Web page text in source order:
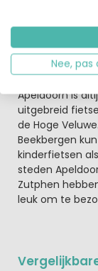
wandelpaden
door pittoreske
pretpark
gezinnen. Of
Apeldoorn is
uitgebreid
de Hoge
Beekbergen
kinderfietsen
steden
Zutphen
leuk om te
Nee, pas